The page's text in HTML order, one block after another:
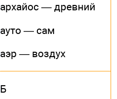
архайос — древний
ауто — сам
аэр — воздух
Б